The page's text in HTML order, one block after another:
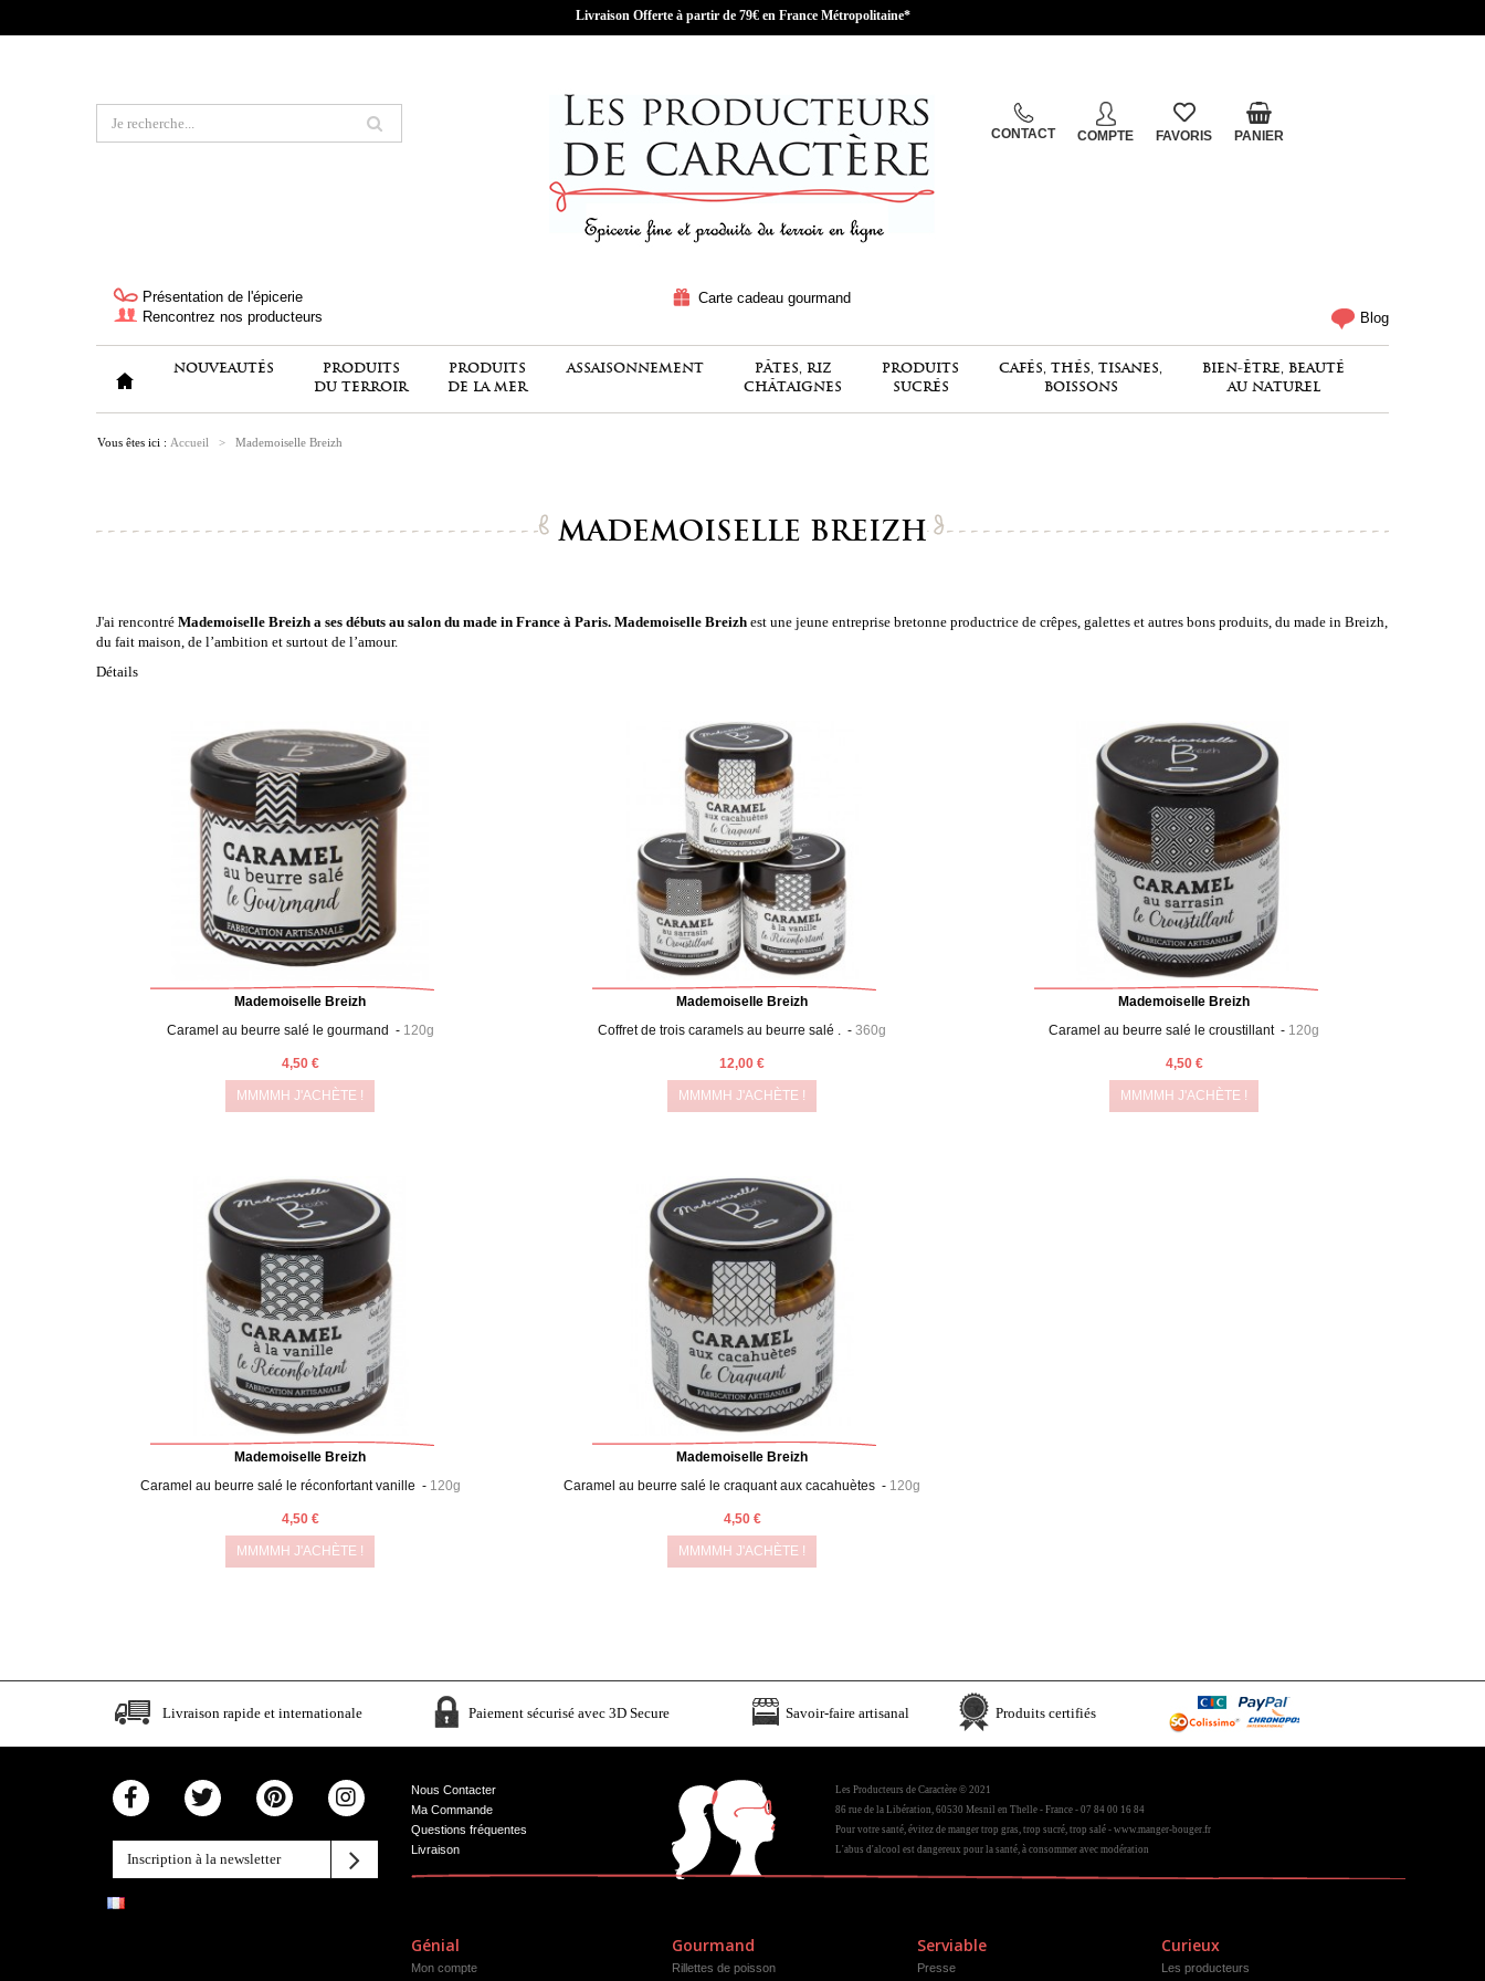
Livraison Offerte à partir de 79€ en France Métropolitaine*
CONTACT COMPTE FAVORIS PANIER
Présentation de l'épicerie
Rencontrez nos producteurs
Carte cadeau gourmand
Blog
NOUVEAUTÉS
PRODUITS
DU TERROIR
PRODUITS
DE LA MER
ASSAISONNEMENT
PÂTES, RIZ
CHÂTAIGNES
PRODUITS
SUCRÉS
CAFÉS, THÉS, TISANES,
BOISSONS
BIEN-ÊTRE, BEAUTÉ
AU NATUREL
Vous êtes ici : Accueil > Mademoiselle Breizh
MADEMOISELLE BREIZH
J'ai rencontré Mademoiselle Breizh a ses débuts au salon du made in France à Paris. Mademoiselle Breizh est une jeune entreprise bretonne productrice de crêpes, galettes et autres bons produits, du made in Breizh,
du fait maison, de l’ambition et surtout de l’amour.
Détails
Mademoiselle Breizh
Caramel au beurre salé le gourmand - 120g
4,50 €
MMMMH J'ACHÈTE !
Mademoiselle Breizh
Coffret de trois caramels au beurre salé . -360g
12,00 €
MMMMH J'ACHÈTE !
Mademoiselle Breizh
Caramel au beurre salé le croustillant - 120g
4,50 €
MMMMH J'ACHÈTE !
Mademoiselle Breizh
Caramel au beurre salé le réconfortant vanille - 120g
4,50 €
MMMMH J'ACHÈTE !
Mademoiselle Breizh
Caramel au beurre salé le craquant aux cacahuètes - 120g
4,50 €
MMMMH J'ACHÈTE !
Livraison rapide et internationale Paiement sécurisé avec 3D Secure Savoir-faire artisanal Produits certifiés
Nous Contacter
Ma Commande
Questions fréquentes
Livraison
Les Producteurs de Caractère © 2021
86 rue de la Libération, 60530 Mesnil en Thelle - France - 07 84 00 16 84
Pour votre santé, évitez de manger trop gras, trop sucré, trop salé - www.manger-bouger.fr
L'abus d'alcool est dangereux pour la santé, à consommer avec modération
Génial
Mon compte
Gourmand
Rillettes de poisson
Serviable
Presse
Curieux
Les producteurs